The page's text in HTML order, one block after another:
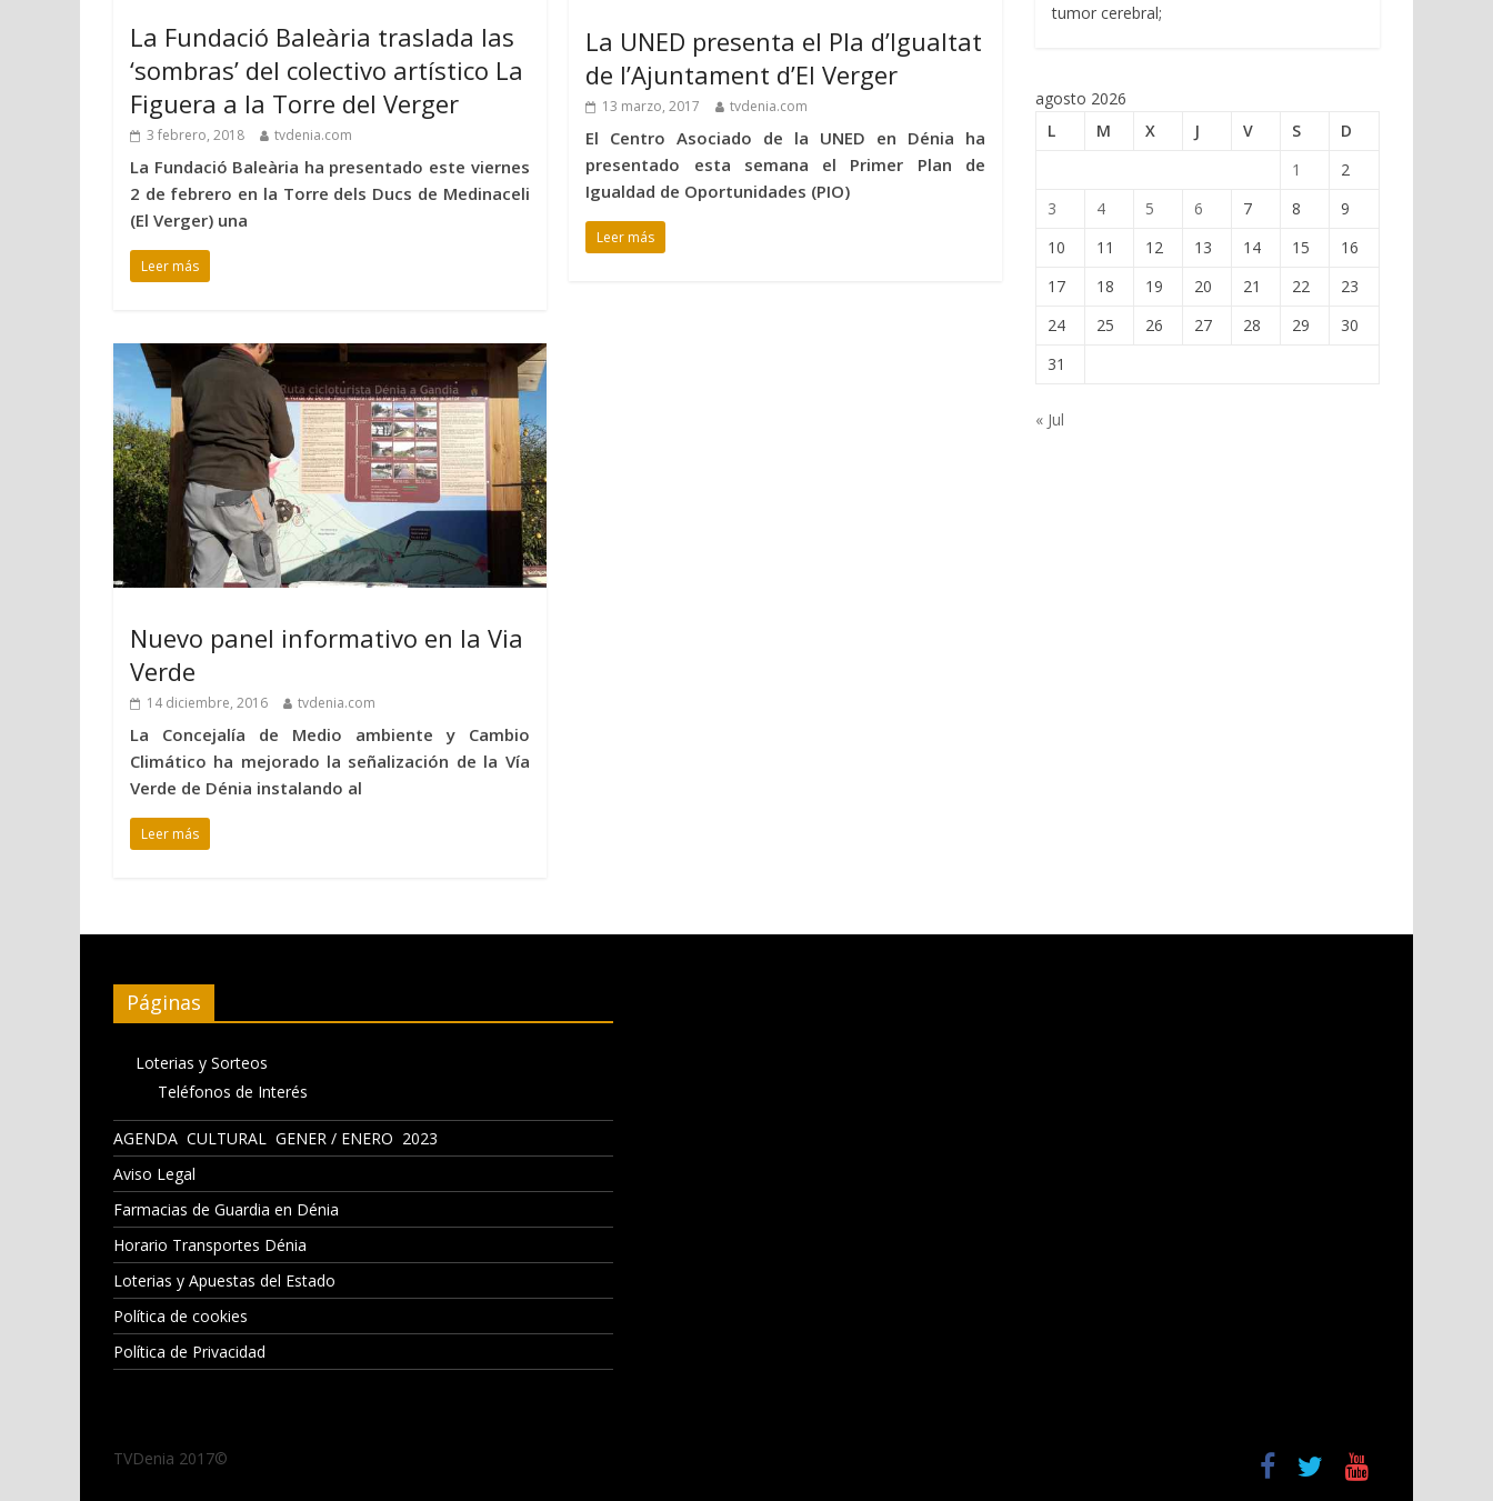
La Fundació Baleària traslada las
‘sombras’ del colectivo artístico La
Figuera a la Torre del Verger
3 febrero, 2018 tvdenia.com
La Fundació Baleària ha presentado este viernes
2 de febrero en la Torre dels Ducs de Medinaceli
(El Verger) una
Leer más
La UNED presenta el Pla d’Igualtat
de l’Ajuntament d’El Verger
13 marzo, 2017 tvdenia.com
El Centro Asociado de la UNED en Dénia ha
presentado esta semana el Primer Plan de
Igualdad de Oportunidades (PIO)
Leer más
Nuevo panel informativo en la Via
Verde
14 diciembre, 2016 tvdenia.com
La Concejalía de Medio ambiente y Cambio
Climático ha mejorado la señalización de la Vía
Verde de Dénia instalando al
Leer más
tumor cerebral;
agosto 2026
L
M X J V S
D
1
2
3
4 5 6 7 8
9
10
11 12 13 14 15
16
17
18 19 20 21 22
23
24
25 26 27 28 29
30
31
« Jul
Páginas
Loterias y Sorteos
Teléfonos de Interés
AGENDA CULTURAL GENER / ENERO 2023
Aviso Legal
Farmacias de Guardia en Dénia
Horario Transportes Dénia
Loterias y Apuestas del Estado
Política de cookies
Política de Privacidad
TVDenia 2017©